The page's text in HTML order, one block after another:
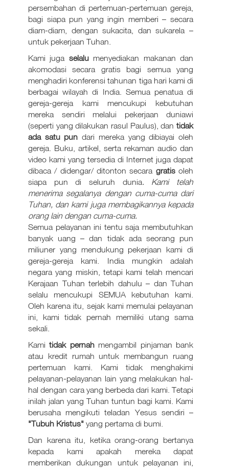
persembahan di pertemuan-pertemuan gereja,
bagi siapa pun yang ingin memberi – secara
diam-diam, dengan sukacita, dan sukarela –
untuk pekerjaan Tuhan.
Kami juga selalumenyediakan makanan dan
akomodasi secara gratis bagi semua yang
menghadiri konferensi tahunan tiga hari kami di
berbagai wilayah di India. Semua penatua di
gereja-gereja kami mencukupi kebutuhan
mereka sendiri melalui pekerjaan duniawi
(seperti yang dilakukan rasul Paulus), dan tidak
ada satu pun dari mereka yang dibiayai oleh
gereja. Buku, artikel, serta rekaman audio dan
video kami yang tersedia di Internet juga dapat
dibaca / didengar/ ditonton secara gratisoleh
siapa pun di seluruh dunia. Kami telah
menerima segalanya dengan cuma-cuma dari
Tuhan, dan kami juga membagikannya kepada
orang lain dengan cuma-cuma.
Semua pelayanan ini tentu saja membutuhkan
banyak uang – dan tidak ada seorang pun
miliuner yang mendukung pekerjaan kami di
gereja-gereja kami. India mungkin adalah
negara yang miskin, tetapi kami telah mencari
Kerajaan Tuhan terlebih dahulu – dan Tuhan
selalu mencukupi SEMUA kebutuhan kami.
Oleh karena itu, sejak kami memulai pelayanan
ini, kami tidak pernah memiliki utang sama
sekali.
Kamitidak pernahmengambil pinjaman bank
atau kredit rumah untuk membangun ruang
pertemuan kami. Kami tidak menghakimi
pelayanan-pelayanan lain yang melakukan hal-
hal dengan cara yang berbeda dari kami. Tetapi
inilah jalan yang Tuhan tuntun bagi kami. Kami
berusaha mengikuti teladan Yesus sendiri –
"Tubuh Kristus" yang pertama di bumi.
Dan karena itu, ketika orang-orang bertanya
kepada kami apakah mereka dapat
memberikan dukungan untuk pelayanan ini,